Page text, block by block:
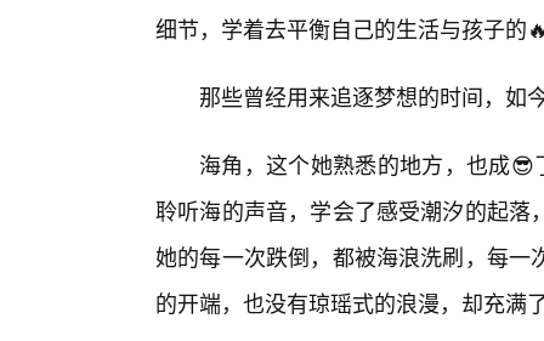
细节，学着去平衡自己的生活与孩子的
那些曾经用来追逐梦想的时间，如
海角，这个她熟悉的地方，也成😎
聆听海的声音，学会了感受潮汐的起
她的每一次跌倒，都被海浪洗刷，每
的开端，也没有琼瑶式的浪漫，却充满